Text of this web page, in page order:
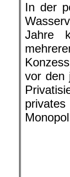
In der
Jahre
vor den